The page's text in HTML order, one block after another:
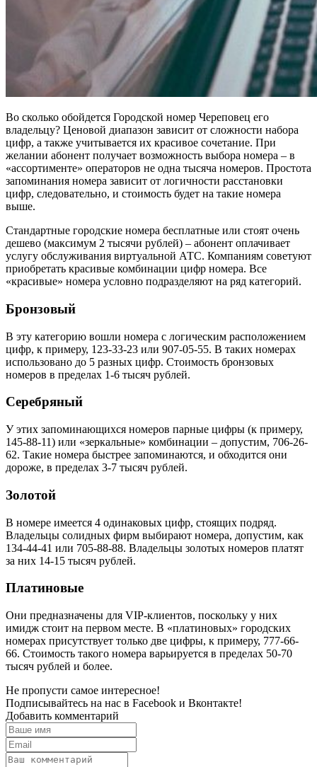
Во сколько обойдется Городской номер Череповец его
владельцу? Ценовой диапазон зависит от сложности набора
цифр, а также учитывается их красивое сочетание. При
желании абонент получает возможность выбора номера – в
«ассортименте» операторов не одна тысяча номеров. Простота
запоминания номера зависит от логичности расстановки
цифр, следовательно, и стоимость будет на такие номера
выше.
Стандартные городские номера бесплатные или стоят очень
дешево (максимум 2 тысячи рублей) – абонент оплачивает
услугу обслуживания виртуальной АТС. Компаниям советуют
приобретать красивые комбинации цифр номера. Все
«красивые» номера условно подразделяют на ряд категорий.
Бронзовый
В эту категорию вошли номера с логическим расположением
цифр, к примеру, 123-33-23 или 907-05-55. В таких номерах
использовано до 5 разных цифр. Стоимость бронзовых
номеров в пределах 1-6 тысяч рублей.
Серебряный
У этих запоминающихся номеров парные цифры (к примеру,
145-88-11) или «зеркальные» комбинации – допустим, 706-26-
62. Такие номера быстрее запоминаются, и обходится они
дороже, в пределах 3-7 тысяч рублей.
Золотой
В номере имеется 4 одинаковых цифр, стоящих подряд.
Владельцы солидных фирм выбирают номера, допустим, как
134-44-41 или 705-88-88. Владельцы золотых номеров платят
за них 14-15 тысяч рублей.
Платиновые
Они предназначены для VIP-клиентов, поскольку у них
имидж стоит на первом месте. В «платиновых» городских
номерах присутствует только две цифры, к примеру, 777-66-
66. Стоимость такого номера варьируется в пределах 50-70
тысяч рублей и более.
Не пропусти самое интересное!
Подписывайтесь на нас в Facebook и Вконтакте!
Добавить комментарий